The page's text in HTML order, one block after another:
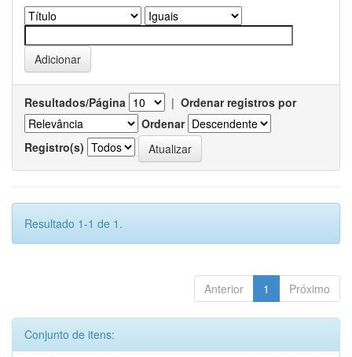
Resultados/Página | Ordenar registros por
Ordenar
Registro(s)
Resultado 1-1 de 1.
Anterior 1 Próximo
Conjunto de itens: